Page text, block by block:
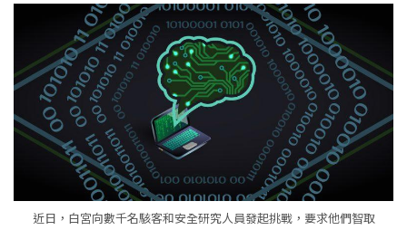
近日，白宮向數千名駭客和安全研究人員發起挑戰，要求他們智取